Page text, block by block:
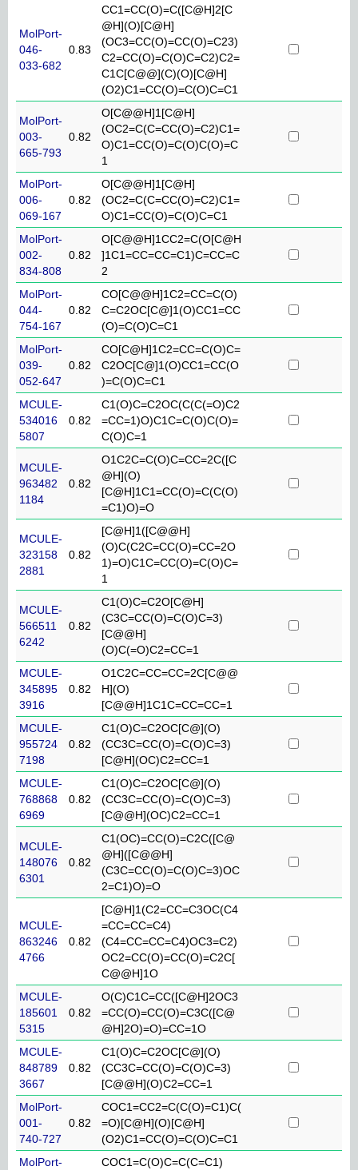
MolPort-
046-
033-682
0.83
CC1=CC(O)=C([C@H]2[C
@H](O)[C@H]
(OC3=CC(O)=CC(O)=C23)
C2=CC(O)=C(O)C=C2)C2=
C1C[C@@](C)(O)[C@H]
(O2)C1=CC(O)=C(O)C=C1
MolPort-
003-
665-793
0.82
O[C@@H]1[C@H]
(OC2=C(C=CC(O)=C2)C1=
O)C1=CC(O)=C(O)C(O)=C
1
MolPort-
006-
069-167
0.82
O[C@@H]1[C@H]
(OC2=C(C=CC(O)=C2)C1=
O)C1=CC(O)=C(O)C=C1
MolPort-
002-
834-808
0.82
O[C@@H]1CC2=C(O[C@H
]1C1=CC=CC=C1)C=CC=C
2
MolPort-
044-
754-167
0.82
CO[C@@H]1C2=CC=C(O)
C=C2OC[C@]1(O)CC1=CC
(O)=C(O)C=C1
MolPort-
039-
052-647
0.82
CO[C@H]1C2=CC=C(O)C=
C2OC[C@]1(O)CC1=CC(O
)=C(O)C=C1
MCULE-
534016
5807
0.82
C1(O)C=C2OC(C(C(=O)C2
=CC=1)O)C1C=C(O)C(O)=
C(O)C=1
MCULE-
963482
1184
0.82
O1C2C=C(O)C=CC=2C([C
@H](O)
[C@H]1C1=CC(O)=C(C(O)
=C1)O)=O
MCULE-
323158
2881
0.82
[C@H]1([C@@H]
(O)C(C2C=CC(O)=CC=2O
1)=O)C1C=CC(O)=C(O)C=
1
MCULE-
566511
6242
0.82
C1(O)C=C2O[C@H]
(C3C=CC(O)=C(O)C=3)
[C@@H]
(O)C(=O)C2=CC=1
MCULE-
345895
3916
0.82
O1C2C=CC=CC=2C[C@@
H](O)
[C@@H]1C1C=CC=CC=1
MCULE-
955724
7198
0.82
C1(O)C=C2OC[C@](O)
(CC3C=CC(O)=C(O)C=3)
[C@H](OC)C2=CC=1
MCULE-
768868
6969
0.82
C1(O)C=C2OC[C@](O)
(CC3C=CC(O)=C(O)C=3)
[C@@H](OC)C2=CC=1
MCULE-
148076
6301
0.82
C1(OC)=CC(O)=C2C([C@
@H]([C@@H]
(C3C=CC(O)=C(O)C=3)OC
2=C1)O)=O
MCULE-
863246
4766
0.82
[C@H]1(C2=CC=C3OC(C4
=CC=CC=C4)
(C4=CC=CC=C4)OC3=C2)
OC2=CC(O)=CC(O)=C2C[
C@@H]1O
MCULE-
185601
5315
0.82
O(C)C1C=CC([C@H]2OC3
=CC(O)=CC(O)=C3C([C@
@H]2O)=O)=CC=1O
MCULE-
848789
3667
0.82
C1(O)C=C2OC[C@](O)
(CC3C=CC(O)=C(O)C=3)
[C@@H](O)C2=CC=1
MolPort-
001-
740-727
0.82
COC1=CC2=C(C(O)=C1)C(
=O)[C@H](O)[C@H]
(O2)C1=CC(O)=C(O)C=C1
MolPort-
COC1=C(O)C=C(C=C1)